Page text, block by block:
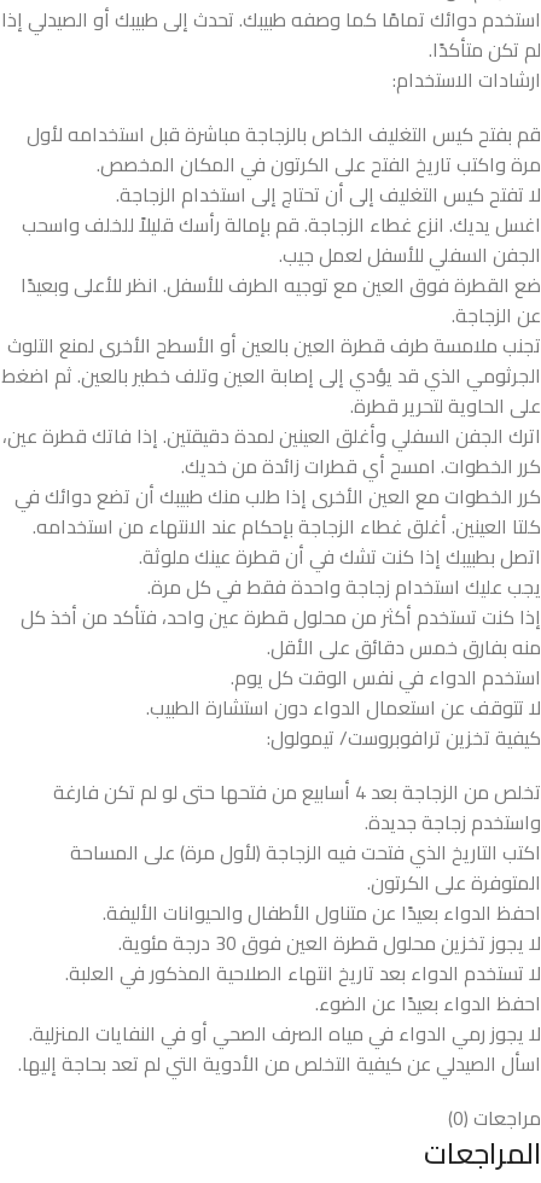
استخدم دوائك تمامًا كما وصفه طبيبك. تحدث إلى طبيبك أو الصيدلي إذا
لم تكن متأكدًا.
ارشادات الاستخدام:
قم بفتح كيس التغليف الخاص بالزجاجة مباشرة قبل استخدامه لأول
مرة واكتب تاريخ الفتح على الكرتون في المكان المخصص.
لا تفتح كيس التغليف إلى أن تحتاج إلى استخدام الزجاجة.
اغسل يديك. انزع غطاء الزجاجة. قم بإمالة رأسك قليلاً للخلف واسحب
الجفن السفلي للأسفل لعمل جيب.
ضع القطرة فوق العين مع توجيه الطرف للأسفل. انظر للأعلى وبعيدًا
عن الزجاجة.
تجنب ملامسة طرف قطرة العين بالعين أو الأسطح الأخرى لمنع التلوث
الجرثومي الذي قد يؤدي إلى إصابة العين وتلف خطير بالعين. ثم اضغط
على الحاوية لتحرير قطرة.
اترك الجفن السفلي وأغلق العينين لمدة دقيقتين. إذا فاتك قطرة عين،
كرر الخطوات. امسح أي قطرات زائدة من خديك.
كرر الخطوات مع العين الأخرى إذا طلب منك طبيبك أن تضع دوائك في
كلتا العينين. أغلق غطاء الزجاجة بإحكام عند الانتهاء من استخدامه.
اتصل بطبيبك إذا كنت تشك في أن قطرة عينك ملوثة.
يجب عليك استخدام زجاجة واحدة فقط في كل مرة.
إذا كنت تستخدم أكثر من محلول قطرة عين واحد، فتأكد من أخذ كل
منه بفارق خمس دقائق على الأقل.
استخدم الدواء في نفس الوقت كل يوم.
لا تتوقف عن استعمال الدواء دون استشارة الطبيب.
كيفية تخزين ترافوبروست/ تيمولول:
تخلص من الزجاجة بعد 4 أسابيع من فتحها حتى لو لم تكن فارغة
واستخدم زجاجة جديدة.
اكتب التاريخ الذي فتحت فيه الزجاجة (لأول مرة) على المساحة
المتوفرة على الكرتون.
احفظ الدواء بعيدًا عن متناول الأطفال والحيوانات الأليفة.
لا يجوز تخزين محلول قطرة العين فوق 30 درجة مئوية.
لا تستخدم الدواء بعد تاريخ انتهاء الصلاحية المذكور في العلبة.
احفظ الدواء بعيدًا عن الضوء.
لا يجوز رمي الدواء في مياه الصرف الصحي أو في النفايات المنزلية.
اسأل الصيدلي عن كيفية التخلص من الأدوية التي لم تعد بحاجة إليها.
مراجعات (0)
المراجعات